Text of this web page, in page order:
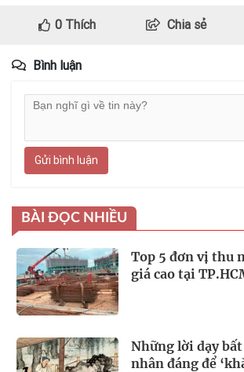
0Thích Chia sẻ
Bình luận
Gửi bình luận
BÀI ĐỌC NHIỀU
Top 5 đơn vị thu
giá cao tại
Những lời dạy bất
nhân đáng để